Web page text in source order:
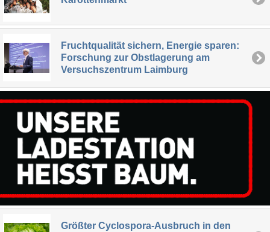
Fruchtqualität sichern, Energie sparen:
Forschung zur Obstlagerung am
Versuchszentrum Laimburg
Größter Cyclospora-Ausbruch in den